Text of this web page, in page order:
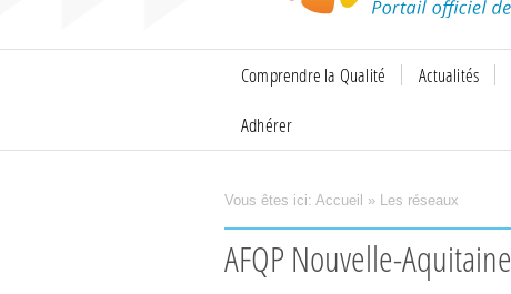
Comprendre la Qualité Actualités
Adhérer
Vous êtes ici: Accueil » Les réseaux
AFQP Nouvelle-Aquitaine